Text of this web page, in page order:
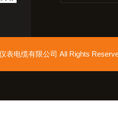
表电缆有限公司 All Rights